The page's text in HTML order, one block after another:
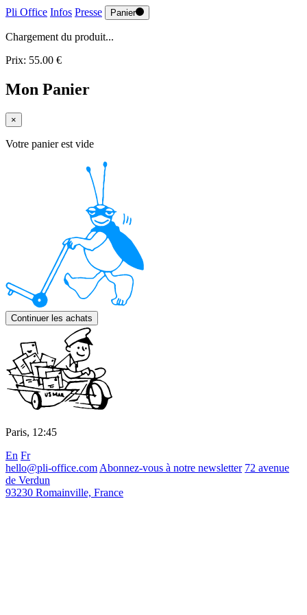
Pli Office Infos Presse Panier
Chargement du produit...
Prix: 55.00 €
Mon Panier
×
Votre panier est vide
Continuer les achats
Paris, 12:45
En Fr
hello@pli-office.com Abonnez-vous à notre newsletter 72 avenue
de Verdun
93230 Romainville, France